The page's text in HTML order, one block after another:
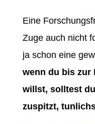
Eine
Zuge auch nicht
ja schon eine
wenn du bis zur
willst, solltest
zuspitzt,